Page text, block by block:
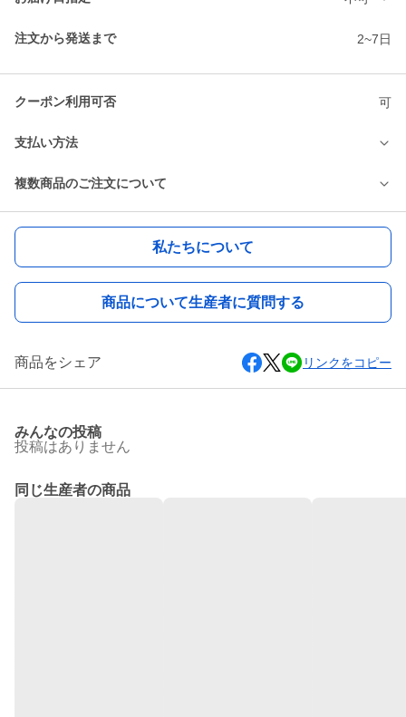
注文から発送まで 2~7日
クーポン利用可否 可
支払い方法
複数商品のご注文について
私たちについて
商品について生産者に質問する
商品をシェア リンクをコピー
みんなの投稿
投稿はありません
同じ生産者の商品